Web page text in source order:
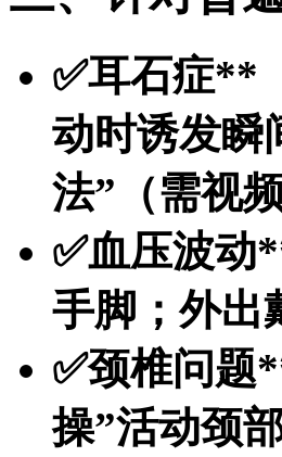
✅耳石症**
动时诱发瞬
法”（需视
✅血压波动
手脚；外出
✅颈椎问题
操”活动颈